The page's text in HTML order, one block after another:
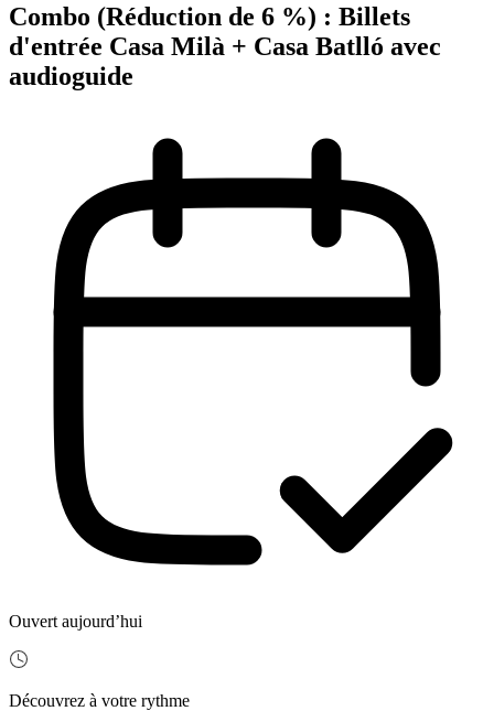
Combo (Réduction de 6 %) : Billets
d'entrée Casa Milà + Casa Batlló avec
audioguide
Ouvert aujourd’hui
Découvrez à votre rythme